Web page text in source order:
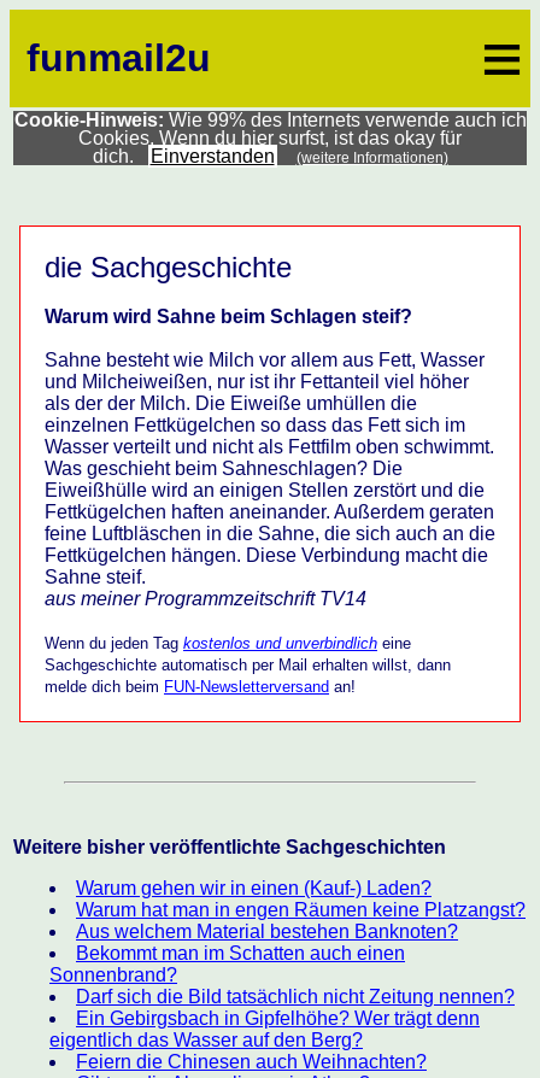
funmail2u ≡
Cookie-Hinweis: Wie 99% des Internets verwende auch ich
Cookies. Wenn du hier surfst, ist das okay für
dich.
Einverstanden (weitere Informationen)
die Sachgeschichte
Warum wird Sahne beim Schlagen steif?
Sahne besteht wie Milch vor allem aus Fett, Wasser
und Milcheiweißen, nur ist ihr Fettanteil viel höher
als der der Milch. Die Eiweiße umhüllen die
einzelnen Fettkügelchen so dass das Fett sich im
Wasser verteilt und nicht als Fettfilm oben schwimmt.
Was geschieht beim Sahneschlagen? Die
Eiweißhülle wird an einigen Stellen zerstört und die
Fettkügelchen haften aneinander. Außerdem geraten
feine Luftbläschen in die Sahne, die sich auch an die
Fettkügelchen hängen. Diese Verbindung macht die
Sahne steif.
aus meiner Programmzeitschrift TV14
Wenn du jeden Tag kostenlos und unverbindlich eine
Sachgeschichte automatisch per Mail erhalten willst, dann
melde dich beim FUN-Newsletterversand an!
Weitere bisher veröffentlichte Sachgeschichten
Warum gehen wir in einen (Kauf-) Laden?
Warum hat man in engen Räumen keine Platzangst?
Aus welchem Material bestehen Banknoten?
Bekommt man im Schatten auch einen
Sonnenbrand?
Darf sich die Bild tatsächlich nicht Zeitung nennen?
Ein Gebirgsbach in Gipfelhöhe? Wer trägt denn
eigentlich das Wasser auf den Berg?
Feiern die Chinesen auch Weihnachten?